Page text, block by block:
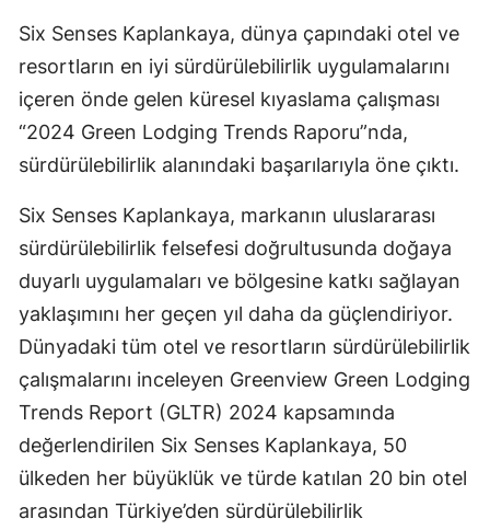
Six Senses Kaplankaya, dünya çapındaki otel ve
resortların en iyi sürdürülebilirlik uygulamalarını
içeren önde gelen küresel kıyaslama çalışması
“2024 Green Lodging Trends Raporu”nda,
sürdürülebilirlik alanındaki başarılarıyla öne çıktı.
Six Senses Kaplankaya, markanın uluslararası
sürdürülebilirlik felsefesi doğrultusunda doğaya
duyarlı uygulamaları ve bölgesine katkı sağlayan
yaklaşımını her geçen yıl daha da güçlendiriyor.
Dünyadaki tüm otel ve resortların sürdürülebilirlik
çalışmalarını inceleyen Greenview Green Lodging
Trends Report (GLTR) 2024 kapsamında
değerlendirilen Six Senses Kaplankaya, 50
ülkeden her büyüklük ve türde katılan 20 bin otel
arasından Türkiye’den sürdürülebilirlik